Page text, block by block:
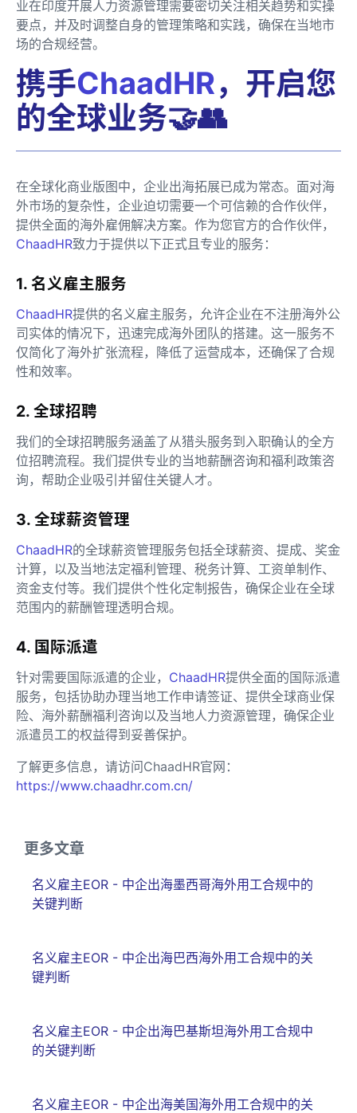
业在印度开展人力资源管理需要密切关注相关趋势和实操
要点，并及时调整自身的管理策略和实践，确保在当地市
场的合规经营。
携手ChaadHR，开启您
的全球业务🤝👥
在全球化商业版图中，企业出海拓展已成为常态。面对海
外市场的复杂性，企业迫切需要一个可信赖的合作伙伴，
提供全面的海外雇佣解决方案。作为您官方的合作伙伴，
ChaadHR致力于提供以下正式且专业的服务：
1. 名义雇主服务
ChaadHR提供的名义雇主服务，允许企业在不注册海外公
司实体的情况下，迅速完成海外团队的搭建。这一服务不
仅简化了海外扩张流程，降低了运营成本，还确保了合规
性和效率。
2. 全球招聘
我们的全球招聘服务涵盖了从猎头服务到入职确认的全方
位招聘流程。我们提供专业的当地薪酬咨询和福利政策咨
询，帮助企业吸引并留住关键人才。
3. 全球薪资管理
ChaadHR的全球薪资管理服务包括全球薪资、提成、奖金
计算，以及当地法定福利管理、税务计算、工资单制作、
资金支付等。我们提供个性化定制报告，确保企业在全球
范围内的薪酬管理透明合规。
4. 国际派遣
针对需要国际派遣的企业， ChaadHR提供全面的国际派遣
服务，包括协助办理当地工作申请签证、提供全球商业保
险、海外薪酬福利咨询以及当地人力资源管理，确保企业
派遣员工的权益得到妥善保护。
了解更多信息，请访问ChaadHR官网：
https://www.chaadhr.com.cn/
更多文章
名义雇主EOR - 中企出海墨西哥海外用工合规中的
关键判断
名义雇主EOR - 中企出海巴西海外用工合规中的关
键判断
名义雇主EOR - 中企出海巴基斯坦海外用工合规中
的关键判断
名义雇主EOR - 中企出海美国海外用工合规中的关